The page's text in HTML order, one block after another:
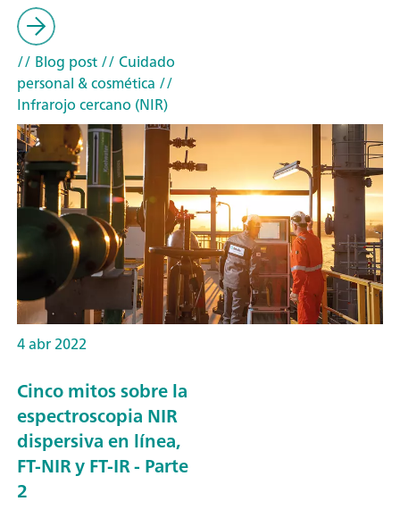
// Blog post// Cuidado
personal & cosmética //
Infrarojo cercano (NIR)
4 abr 2022
Cinco mitos sobre la
espectroscopia NIR
dispersiva en línea,
FT-NIR y FT-IR - Parte
2